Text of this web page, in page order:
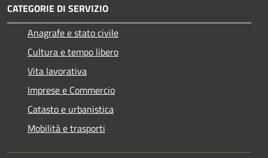
CATEGORIE DI SERVIZIO
Anagrafe e stato civile
Cultura e tempo libero
Vita lavorativa
Imprese e Commercio
Catasto e urbanistica
Mobilità e trasporti